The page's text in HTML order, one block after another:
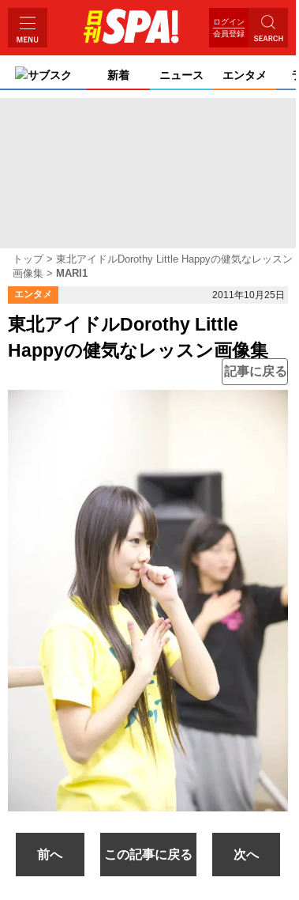
ログイン
会員登録
サブスク 新着 ニュース エンタメ
トップ
東北アイドルDorothy Little Happyの健気なレッスン
画像集
MARI1
エンタメ 2011年10月25日
東北アイドルDorothy Little
Happyの健気なレッスン画像集
記事に戻る
前へ この記事に戻る 次へ